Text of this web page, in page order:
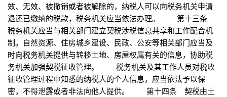
效、无效、被撤销或者被解除的，纳税人可以向税务机关申请
退还已缴纳的税款，税务机关应当依法办理。 第十三条
税务机关应当与相关部门建立契税涉税信息共享和工作配合机
制。自然资源、住房城乡建设、民政、公安等相关部门应当及
时向税务机关提供与转移土地、房屋权属有关的信息，协助税
务机关加强契税征收管理。 税务机关及其工作人员对税收
征收管理过程中知悉的纳税人的个人信息，应当依法予以保
密，不得泄露或者非法向他人提供。 第十四条 契税由土